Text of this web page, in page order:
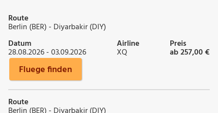
Route
Berlin (BER) - Diyarbakir (DIY)
Datum
28.08.2026 - 03.09.2026
Airline
XQ
Preis
ab 257,00 €
Fluege finden
Route